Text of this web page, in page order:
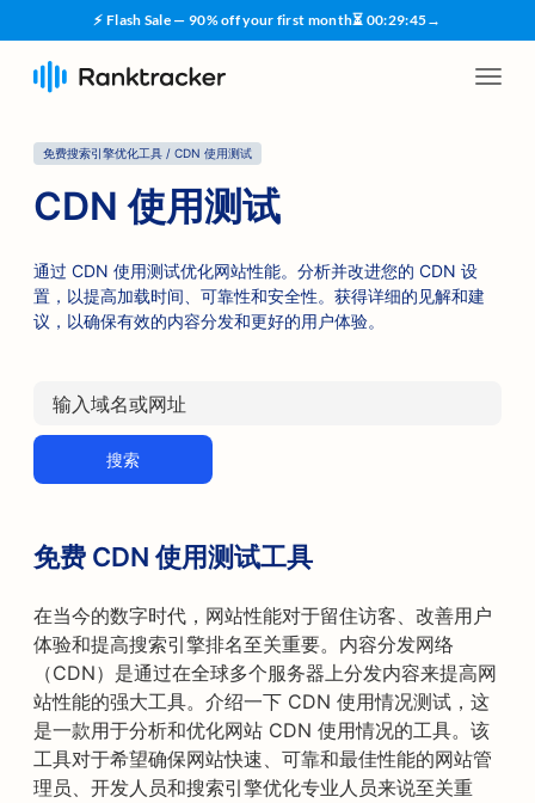
⚡ Flash Sale — 90% off your first month⏳ 00:29:45→
免费搜索引擎优化工具 / CDN 使用测试
CDN 使用测试
通过 CDN 使用测试优化网站性能。分析并改进您的 CDN 设
置，以提高加载时间、可靠性和安全性。获得详细的见解和建
议，以确保有效的内容分发和更好的用户体验。
搜索
免费 CDN 使用测试工具
在当今的数字时代，网站性能对于留住访客、改善用户
体验和提高搜索引擎排名至关重要。内容分发网络
（CDN）是通过在全球多个服务器上分发内容来提高网
站性能的强大工具。介绍一下 CDN 使用情况测试，这
是一款用于分析和优化网站 CDN 使用情况的工具。该
工具对于希望确保网站快速、可靠和最佳性能的网站管
理员、开发人员和搜索引擎优化专业人员来说至关重